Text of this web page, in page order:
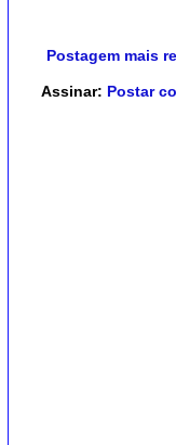
Postagem mais
Assinar: Postar